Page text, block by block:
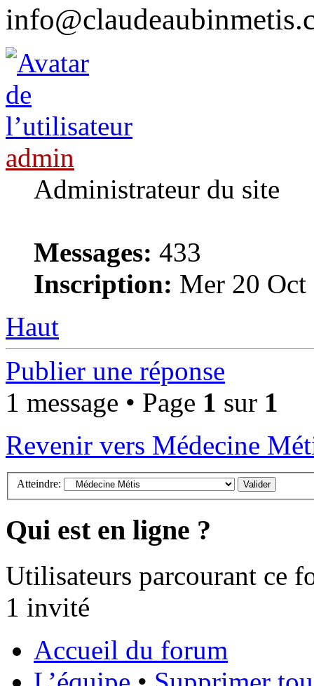
admin
Administrateur du site
Messages: 433
Inscription: Mer 20 Oct
Haut
Publier une réponse
1 message • Page 1 sur 1
Revenir vers Médecine
Atteindre:
Qui est en ligne ?
Utilisateurs parcourant ce
1 invité
Accueil du forum